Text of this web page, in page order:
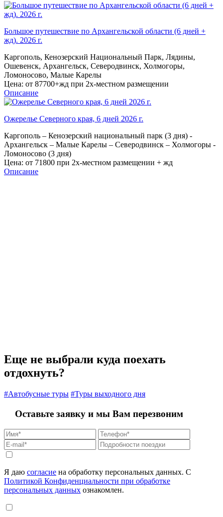
Большое путешествие по Архангельской области (6 дней +
жд). 2026 г.
Каргополь, Кенозерский Национальный Парк, Лядины,
Ошевенск, Архангельск, Северодвинск, Холмогоры,
Ломоносово, Малые Карелы
Цена: от 87700+жд при 2х-местном размещении
Описание
Ожерелье Северного края, 6 дней 2026 г.
Каргополь – Кенозерский национальный парк (3 дня) -
Архангельск – Малые Карелы – Северодвинск – Холмогоры -
Ломоносово (3 дня)
Цена: от 71800 при 2х-местном размещении + жд
Описание
Еще не выбрали куда поехать
отдохнуть?
#Автобусные туры #Туры выходного дня
Оставьте заявку и мы Вам перезвоним
Я даю согласие на обработку персональных данных. С
Политикой Конфиденциальности при обработке
персональных данных ознакомлен.